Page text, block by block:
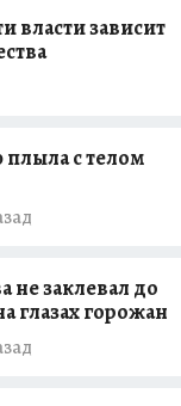
власти зависит
с телом
заклевал до
глазах горожан